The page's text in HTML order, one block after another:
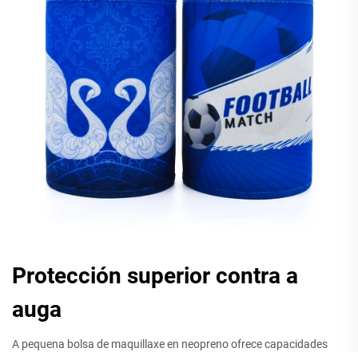
Protección superior contra a
auga
A pequena bolsa de maquillaxe en neopreno ofrece capacidades